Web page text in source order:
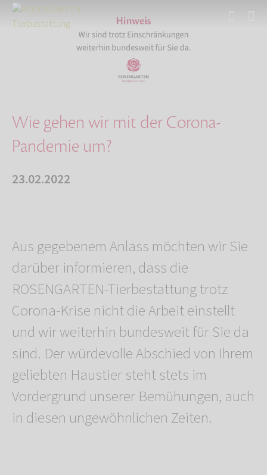
Aktuelles
Wie gehen wir mit der Corona-Pandemie um?
Wie gehen wir mit der Corona-
Pandemie um?
23.02.2022
Aus gegebenem Anlass möchten wir Sie
darüber informieren, dass die
ROSENGARTEN-Tierbestattung trotz
Corona-Krise nicht die Arbeit einstellt
und wir weiterhin bundesweit für Sie da
sind. Der würdevolle Abschied von Ihrem
geliebten Haustier steht stets im
Vordergrund unserer Bemühungen, auch
in diesen ungewöhnlichen Zeiten.